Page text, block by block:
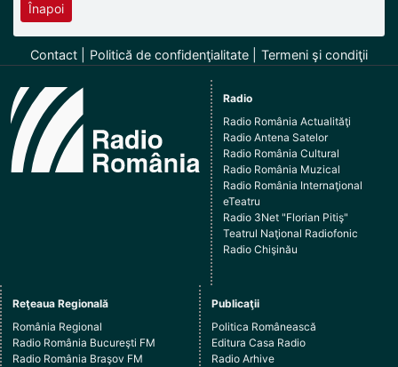
Înapoi
Contact Politică de confidenţialitate Termeni şi condiţii
Radio
Radio România Actualităţi
Radio Antena Satelor
Radio România Cultural
Radio România Muzical
Radio România Internaţional
eTeatru
Radio 3Net "Florian Pitiş"
Teatrul Naţional Radiofonic
Radio Chişinău
Reţeaua Regională
România Regional
Radio România Bucureşti FM
Radio România Braşov FM
Publicaţii
Politica Românească
Editura Casa Radio
Radio Arhive